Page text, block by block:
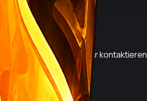
vollständig ein. Wir kontaktieren
Discord.